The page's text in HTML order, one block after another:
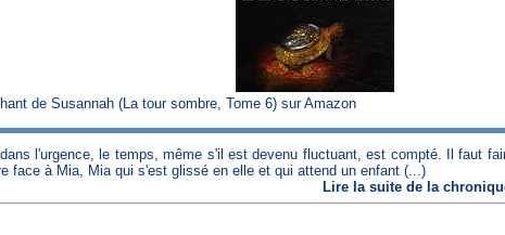
de Susannah (La tour sombre, Tome 6) sur Amazon
l'urgence, le temps, même s'il est devenu fluctuant, est compté. Il faut
face à Mia, Mia qui s'est glissé en elle et qui attend un enfant (...)
Lire la suite de la